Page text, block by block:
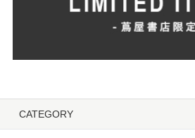
CATEGORY